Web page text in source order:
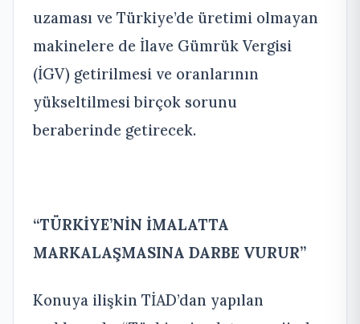
uzaması ve Türkiye’de üretimi olmayan
makinelere de İlave Gümrük Vergisi
(İGV) getirilmesi ve oranlarının
yükseltilmesi birçok sorunu
beraberinde getirecek.
“TÜRKİYE’NİN İMALATTA
MARKALAŞMASINA DARBE VURUR”
Konuya ilişkin TİAD’dan yapılan